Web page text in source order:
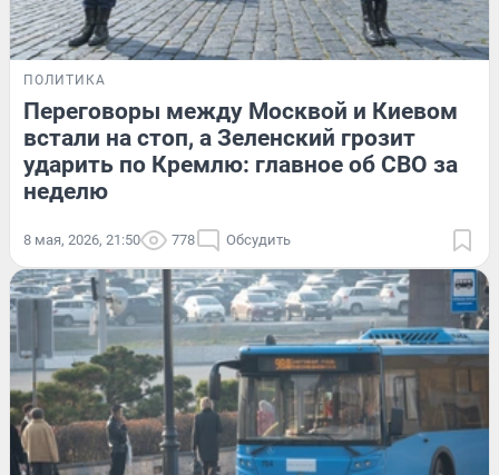
ПОЛИТИКА
Переговоры между Москвой и Киевом
встали на стоп, а Зеленский грозит
ударить по Кремлю: главное об СВО за
неделю
8 мая, 2026, 21:50 778 Обсудить